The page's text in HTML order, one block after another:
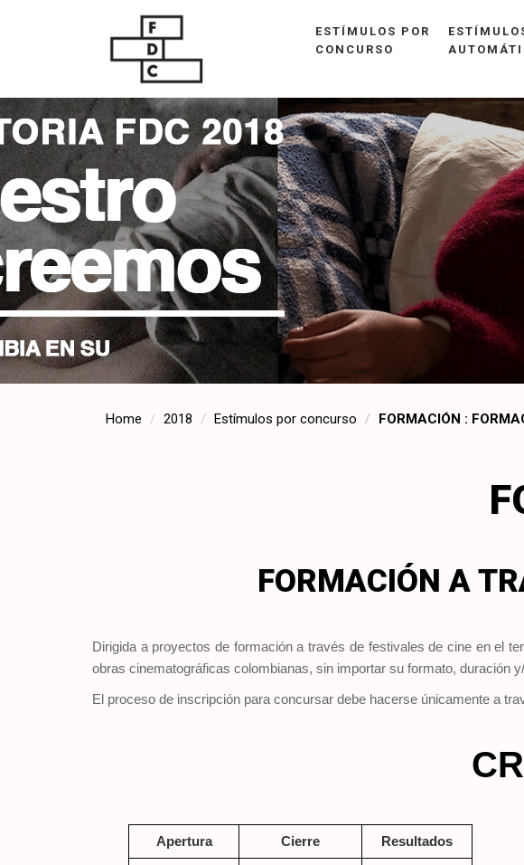
ESTÍMULOS POR
CONCURSO
Home 2018 Estímulos por concurso FORMACIÓN :
FORMACIÓN A
Dirigida a proyectos de formación a través de festivales de cine en el
obras cinematográficas colombianas, sin importar su formato, duración
El proceso de inscripción para concursar debe hacerse únicamente a
Apertura Cierre Resultados